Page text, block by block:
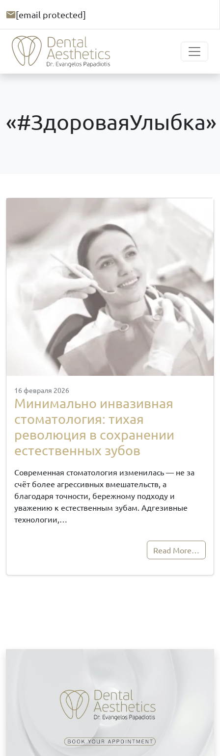
[email protected]
«#ЗдороваяУлыбка»
16 февраля 2026
Минимально инвазивная
стоматология: тихая
революция в сохранении
естественных зубов
Современная стоматология изменилась — не за
счёт более агрессивных вмешательств, а
благодаря точности, бережному подходу и
уважению к естественным зубам. Адгезивные
технологии,…
Read More…